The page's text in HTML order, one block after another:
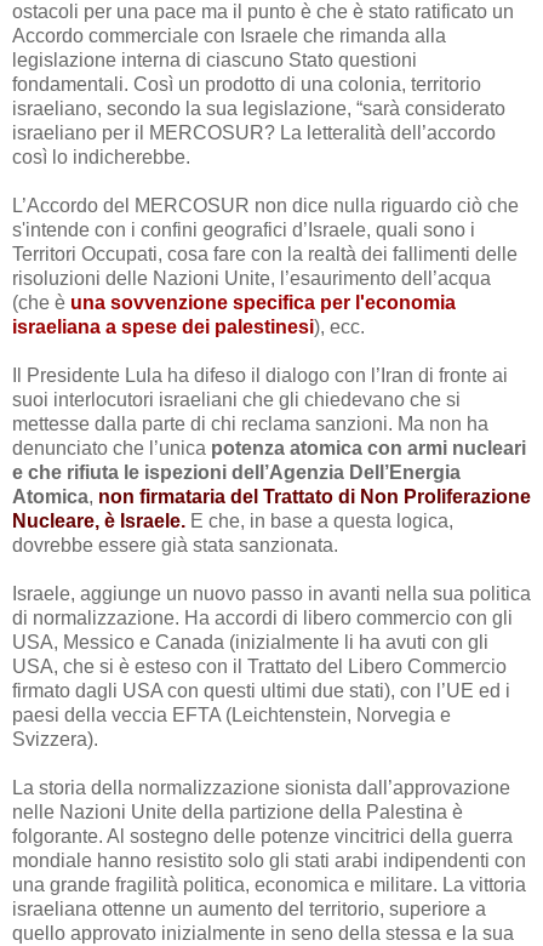
ostacoli per una pace ma il punto è che è stato ratificato un
Accordo commerciale con Israele che rimanda alla
legislazione interna di ciascuno Stato questioni
fondamentali. Così un prodotto di una colonia, territorio
israeliano, secondo la sua legislazione, “sarà considerato
israeliano per il MERCOSUR? La letteralità dell’accordo
così lo indicherebbe.
L’Accordo del MERCOSUR non dice nulla riguardo ciò che
s'intende con i confini geografici d’Israele, quali sono i
Territori Occupati, cosa fare con la realtà dei fallimenti delle
risoluzioni delle Nazioni Unite, l’esaurimento dell’acqua
(che è una sovvenzione specifica per l'economia
israeliana a spese dei palestinesi), ecc.
Il Presidente Lula ha difeso il dialogo con l’Iran di fronte ai
suoi interlocutori israeliani che gli chiedevano che si
mettesse dalla parte di chi reclama sanzioni. Ma non ha
denunciato che l’unica potenza atomica con armi nucleari
e che rifiuta le ispezioni dell’Agenzia Dell’Energia
Atomica, non firmataria del Trattato di Non Proliferazione
Nucleare, è Israele. E che, in base a questa logica,
dovrebbe essere già stata sanzionata.
Israele, aggiunge un nuovo passo in avanti nella sua politica
di normalizzazione. Ha accordi di libero commercio con gli
USA, Messico e Canada (inizialmente li ha avuti con gli
USA, che si è esteso con il Trattato del Libero Commercio
firmato dagli USA con questi ultimi due stati), con l’UE ed i
paesi della veccia EFTA (Leichtenstein, Norvegia e
Svizzera).
La storia della normalizzazione sionista dall’approvazione
nelle Nazioni Unite della partizione della Palestina è
folgorante. Al sostegno delle potenze vincitrici della guerra
mondiale hanno resistito solo gli stati arabi indipendenti con
una grande fragilità politica, economica e militare. La vittoria
israeliana ottenne un aumento del territorio, superiore a
quello approvato inizialmente in seno della stessa e la sua